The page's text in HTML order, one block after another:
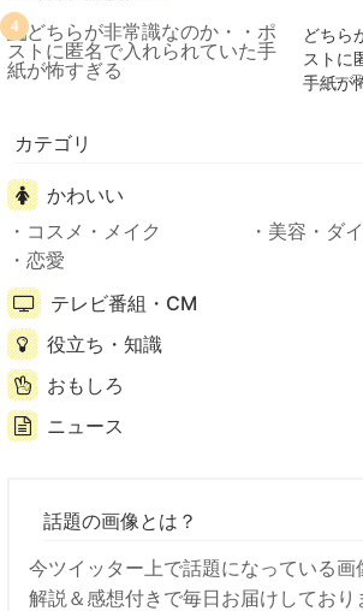
どちら
ストに
手紙が
ニュー
4
カテゴリ
かわいい
コスメ・メイク
美容・ダ
恋愛
テレビ番組・CM
役立ち・知識
おもしろ
ニュース
話題の画像とは？
今ツイッター上で話題になっている画
解説＆感想付きで毎日お届けしてお